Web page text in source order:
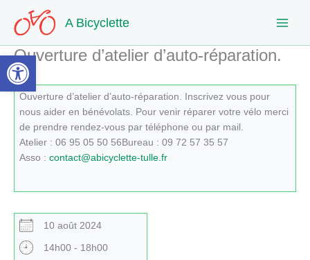
Ouvrir la barre d’outils
contenu
A Bicyclette
Ouverture d’atelier d’auto-réparation.
Ouverture d’atelier d’auto-réparation. Inscrivez vous pour
nous aider en bénévolats. Pour venir réparer votre vélo merci
de prendre rendez-vous par téléphone ou par mail.
Atelier : 06 95 05 50 56Bureau : 09 72 57 35 57
Asso : contact@abicyclette-tulle.fr
10 août 2024
14h00 - 18h00